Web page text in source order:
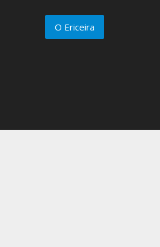
O Ericeira